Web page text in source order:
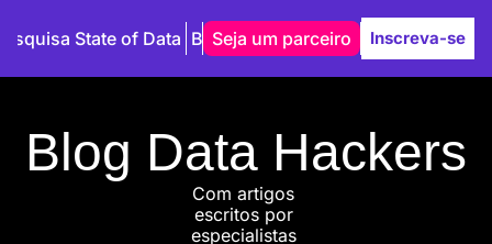
State of Data Blog Autores
Seja um parceiro Inscreva-se
Blog Data Hackers
Com artigos
escritos por
especialistas